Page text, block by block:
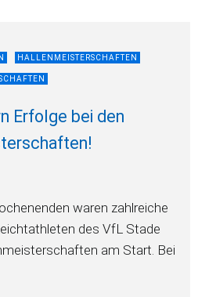
HALLENMEISTERSCHAFTEN
Erfolge bei den
waren zahlreiche
des VfL Stade
am Start. Bei